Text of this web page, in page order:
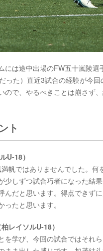
には途中出場のFW五十嵐陵
った）直近3試合の経験が今
ので、やるべきことは崩さず
ト
U-18）
帆ではありませんでした。
少しずつ試合巧者になった結
んだと思います。得点できず
たと思います。
レイソルU-18）
を学び、今回の試合ではそれ